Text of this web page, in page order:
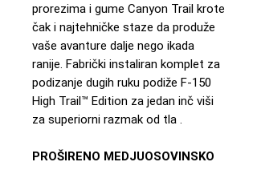
prorezima i gume Canyon Trail krote
čak i najtehničke staze da produže
vaše avanture dalje nego ikada
ranije. Fabrički instaliran komplet za
podizanje dugih ruku podiže F-150
High Trail™ Edition za jedan inč viši
za superiorni razmak od tla .
PROŠIRENO MEDJUOSOVINSKO